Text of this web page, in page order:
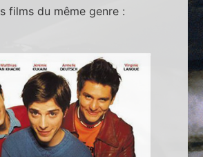
films du même genre :